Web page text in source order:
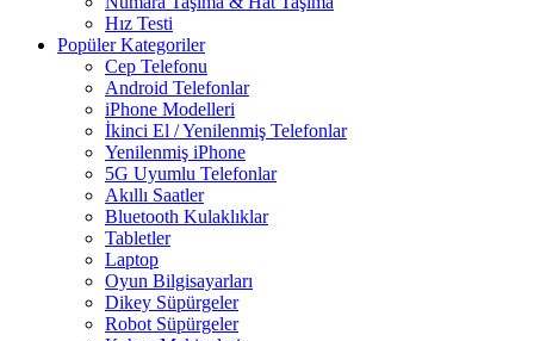
Hız Testi
Popüler Kategoriler
Cep Telefonu
Android Telefonlar
iPhone Modelleri
İkinci El / Yenilenmiş Telefonlar
Yenilenmiş iPhone
5G Uyumlu Telefonlar
Akıllı Saatler
Bluetooth Kulaklıklar
Tabletler
Laptop
Oyun Bilgisayarları
Dikey Süpürgeler
Robot Süpürgeler